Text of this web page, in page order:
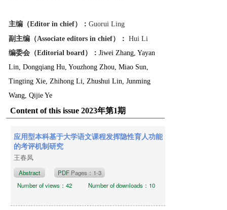
主编（Editor in chief）：Guorui Ling
副主编 （Associate editors in chief） ：
Hui Li
编委会（Editorial board）：Jiwei Zhang, Yayan
Lin, Dongqiang Hu, Youzhong Zhou, Miao Sun,
Tingting Xie, Zhihong Li, Zhushui Lin, Junming
Wang, Qijie Ye
Content of this issue 2023年第1期
应用型本科基于大学语文课程发挥隐性育人功能
的考评机制研究
王春凤
Abstract PDF Pages：1-3
Number of views：42
Number of downloads：10